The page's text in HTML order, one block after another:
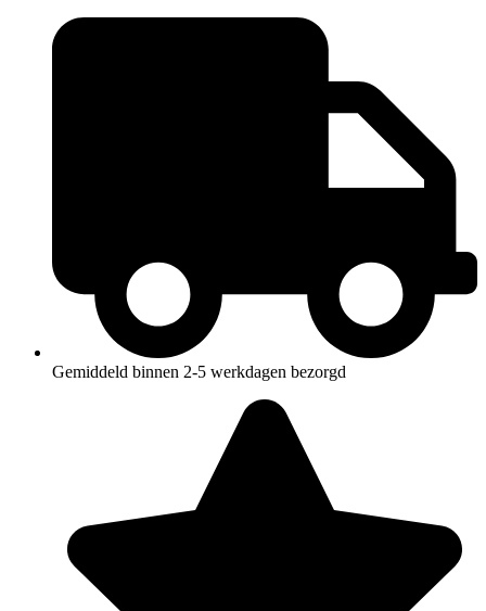
Gemiddeld binnen 2-5 werkdagen bezorgd